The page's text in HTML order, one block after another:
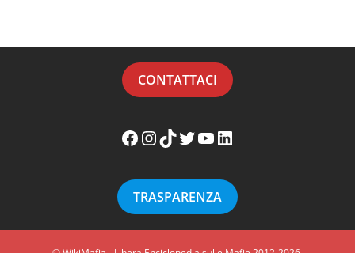
CONTATTACI
Facebook WikiMafia
Instagram WikiMafia
TikTok WikiMafia
Twitter WikiMafia
YouTube WikiMafia
LinkedIn WikiMafia
TRASPARENZA